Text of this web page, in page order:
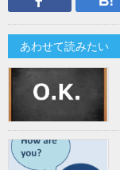
あわせて読みたい